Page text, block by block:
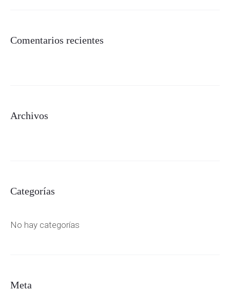
Comentarios recientes
Archivos
Categorías
No hay categorías
Meta